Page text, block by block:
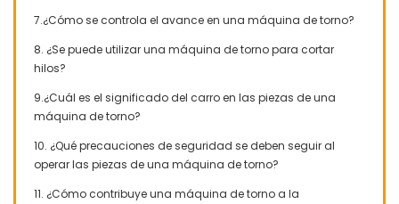
7.¿Cómo se controla el avance en una máquina de torno?
8. ¿Se puede utilizar una máquina de torno para cortar
hilos?
9.¿Cuál es el significado del carro en las piezas de una
máquina de torno?
10. ¿Qué precauciones de seguridad se deben seguir al
operar las piezas de una máquina de torno?
11. ¿Cómo contribuye una máquina de torno a la